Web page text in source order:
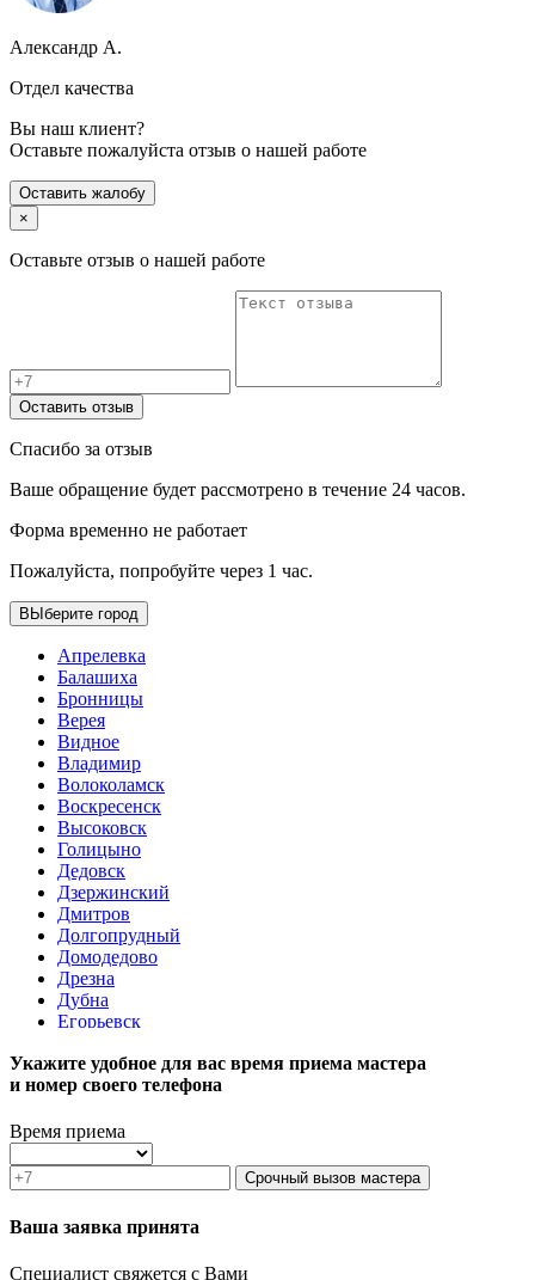
Александр А.
Отдел качества
Вы наш клиент?
Оставьте пожалуйста отзыв о нашей работе
Оставить жалобу
×
Оставьте отзыв о нашей работе
Оставить отзыв
Спасибо за отзыв
Ваше обращение будет рассмотрено в течение 24 часов.
Форма временно не работает
Пожалуйста, попробуйте через 1 час.
ВЫберите город
Апрелевка
Балашиха
Бронницы
Верея
Видное
Владимир
Волоколамск
Воскресенск
Высоковск
Голицыно
Дедовск
Дзержинский
Дмитров
Долгопрудный
Домодедово
Дрезна
Дубна
Егорьевск
Жуковский
Зарайск
Зеленоград
Ивантеевка
Истра
Кашира
Клин
Укажите удобное для вас время приема мастера
и номер своего телефона
Время приема
Срочный вызов мастера
Ваша заявка принята
Специалист свяжется с Вами